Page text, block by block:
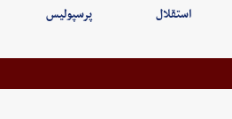
استقلال پرسپولیس